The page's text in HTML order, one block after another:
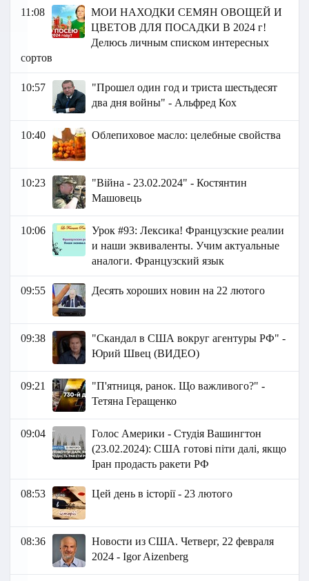
11:08
МОИ НАХОДКИ СЕМЯН ОВОЩЕЙ И
ЦВЕТОВ ДЛЯ ПОСАДКИ В 2024 г!
Делюсь личным списком интересных
сортов
10:57
"Прошел один год и триста шестьдесят
два дня войны" - Альфред Кох
10:40 Облепиховое масло: целебные свойства
10:23
"Війна - 23.02.2024" - Костянтин
Машовець
10:06
Урок #93: Лексика! Французские реалии
и наши эквиваленты. Учим актуальные
аналоги. Французский язык
09:55 Десять хороших новин на 22 лютого
09:38
"Скандал в США вокруг агентуры РФ" -
Юрий Швец (ВИДЕО)
09:21
"П'ятниця, ранок. Що важливого?" -
Тетяна Геращенко
09:04
Голос Америки - Студія Вашингтон
(23.02.2024): США готові піти далі, якщо
Іран продасть ракети РФ
08:53 Цей день в історії - 23 лютого
08:36
Новости из США. Четверг, 22 февраля
2024 - Igor Aizenberg